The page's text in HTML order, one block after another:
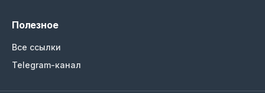
Полезное
Все ссылки
Telegram-канал